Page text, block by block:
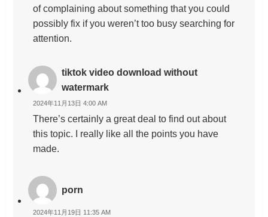
of complaining about something that you could
possibly fix if you weren’t too busy searching for
attention.
tiktok video download without
watermark
2024年11月13日 4:00 AM
There’s certainly a great deal to find out about
this topic. I really like all the points you have
made.
porn
2024年11月19日 11:35 AM